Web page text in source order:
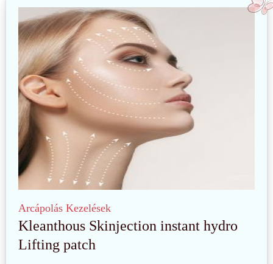
Arcápolás Kezelések
Kleanthous Skinjection instant hydro
Lifting patch